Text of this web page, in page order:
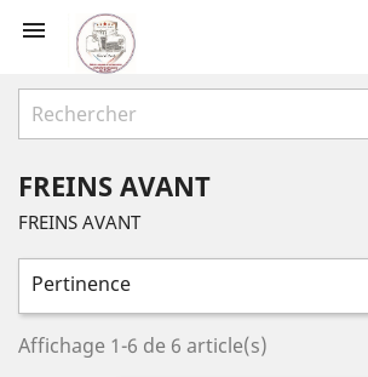

FREINS AVANT
FREINS AVANT
Pertinence
Affichage 1-6 de 6 article(s)